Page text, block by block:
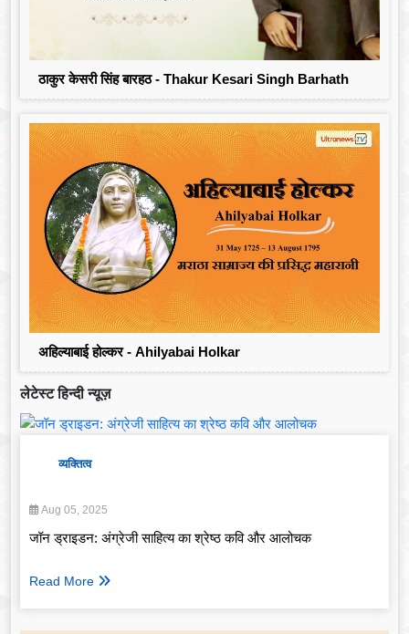
ठाकुर केसरी सिंह बारहठ - Thakur Kesari Singh Barhath
अहिल्याबाई होल्कर - Ahilyabai Holkar
लेटेस्ट हिन्दी न्यूज़
व्यक्तित्व
Aug 05, 2025
जॉन ड्राइडन: अंग्रेजी साहित्य का श्रेष्ठ कवि और आलोचक
Read More